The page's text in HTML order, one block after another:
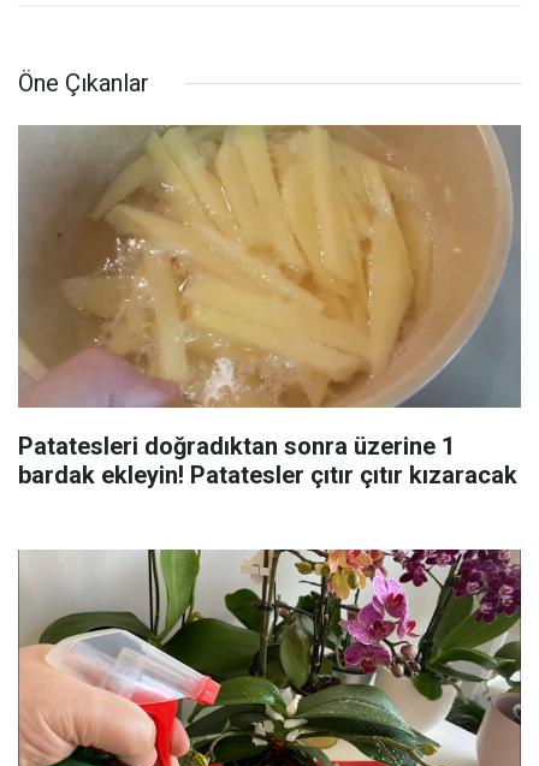
Öne Çıkanlar
Patatesleri doğradıktan sonra üzerine 1
bardak ekleyin! Patatesler çıtır çıtır kızaracak